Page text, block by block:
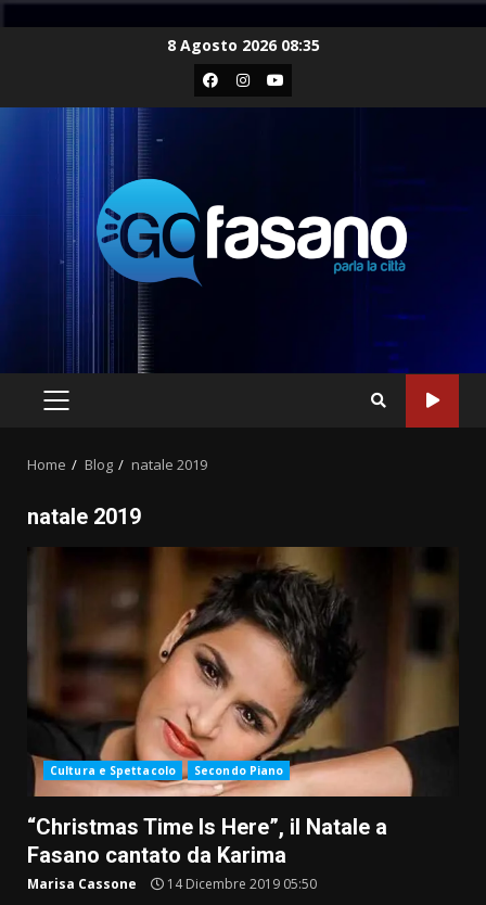
8 Agosto 2026 08:35
Facebook
Instagram
Youtube
PRIMARY
Home Blog natale 2019
natale 2019
Cultura e Spettacolo Secondo Piano
“Christmas Time Is Here”, il Natale a
Fasano cantato da Karima
Marisa Cassone 14 Dicembre 2019 05:50